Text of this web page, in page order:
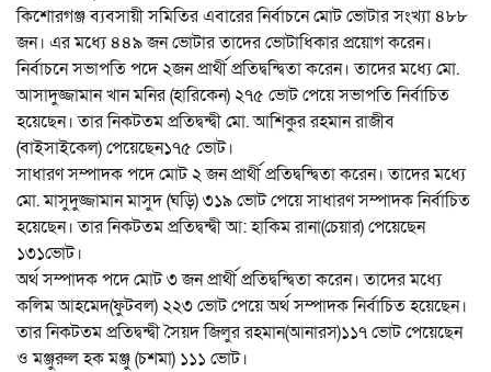
কিশোরগঞ্জ ব্যবসায়ী সমিতির এবারের নির্বাচনে মোট ভোটার সংখ্যা ৪৮৮
জন। এর মধ্যে ৪৪৯ জন ভোটার তাদের ভোটাধিকার প্রয়োগ করেন।
নির্বাচনে সভাপতি পদে ২জন প্রার্থী প্রতিদ্বন্দ্বিতা করেন। তাদের মধ্যে মো.
আসাদুজ্জামান খান মনির (হারিকেন) ২৭৫ ভোট পেয়ে সভাপতি নির্বাচিত
হয়েছেন। তার নিকটতম প্রতিদ্বন্দ্বী মো. আশিকুর রহমান রাজীব
(বাইসাইকেল) পেয়েছেন১৭৫ ভোট।
সাধারণ সম্পাদক পদে মোট ২ জন প্রার্থী প্রতিদ্বন্দ্বিতা করেন। তাদের মধ্যে
মো. মাসুদুজ্জামান মাসুদ (ঘড়ি) ৩১৯ ভোট পেয়ে সাধারণ সম্পাদক নির্বাচিত
হয়েছেন। তার নিকটতম প্রতিদ্বন্দ্বী আ: হাকিম রানা(চেয়ার) পেয়েছেন
১৩১ভোট।
অর্থ সম্পাদক পদে মোট ৩ জন প্রার্থী প্রতিদ্বন্দ্বিতা করেন। তাদের মধ্যে
কলিম আহমেদ(ফুটবল) ২২৩ ভোট পেয়ে অর্থ সম্পাদক নির্বাচিত হয়েছেন।
তার নিকটতম প্রতিদ্বন্দ্বী সৈয়দ জিলুর রহমান(আনারস)১১৭ ভোট পেয়েছেন
ও মঞ্জুরুল হক মঞ্জু (চশমা) ১১১ ভোট।